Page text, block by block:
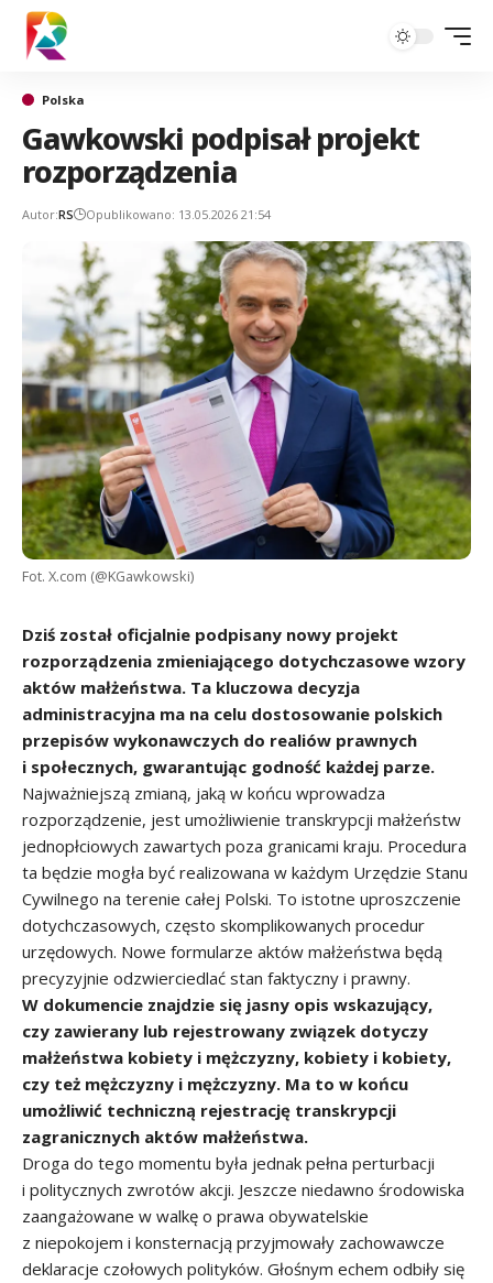
Polska
Gawkowski podpisał projekt
rozporządzenia
Autor:RS Opublikowano: 13.05.2026 21:54
Fot. X.com (@KGawkowski)
Dziś został oficjalnie podpisany nowy projekt
rozporządzenia zmieniającego dotychczasowe wzory
aktów małżeństwa. Ta kluczowa decyzja
administracyjna ma na celu dostosowanie polskich
przepisów wykonawczych do realiów prawnych
i społecznych, gwarantując godność każdej parze.
Najważniejszą zmianą, jaką w końcu wprowadza
rozporządzenie, jest umożliwienie transkrypcji małżeństw
jednopłciowych zawartych poza granicami kraju. Procedura
ta będzie mogła być realizowana w każdym Urzędzie Stanu
Cywilnego na terenie całej Polski. To istotne uproszczenie
dotychczasowych, często skomplikowanych procedur
urzędowych. Nowe formularze aktów małżeństwa będą
precyzyjnie odzwierciedlać stan faktyczny i prawny.
W dokumencie znajdzie się jasny opis wskazujący,
czy zawierany lub rejestrowany związek dotyczy
małżeństwa kobiety i mężczyzny, kobiety i kobiety,
czy też mężczyzny i mężczyzny. Ma to w końcu
umożliwić techniczną rejestrację transkrypcji
zagranicznych aktów małżeństwa.
Droga do tego momentu była jednak pełna perturbacji
i politycznych zwrotów akcji. Jeszcze niedawno środowiska
zaangażowane w walkę o prawa obywatelskie
z niepokojem i konsternacją przyjmowały zachowawcze
deklaracje czołowych polityków. Głośnym echem odbiły się